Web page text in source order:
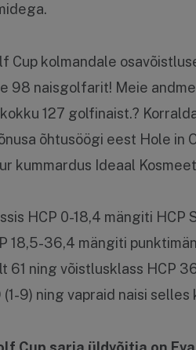
Cup kolmandale
98 naisgolfarit! Meie
127 golfinaist.?
õhtusöögi eest Hole in
kummardus Ideaal
HCP 0-18,4 mängiti HCP
18,5-36,4 mängiti
61 ning võistlusklass HCP
9) ning vapraid naisi selles